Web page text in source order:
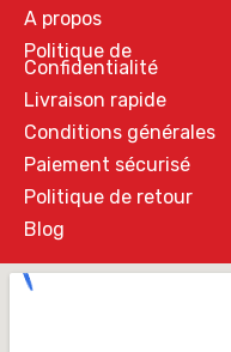
A propos
Politique de
Confidentialité
Livraison rapide
Conditions générales
Paiement sécurisé
Politique de retour
Blog